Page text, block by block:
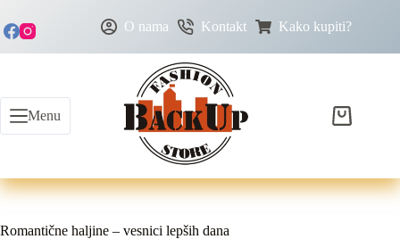
O nama Kontakt Kako kupiti?
Menu
Romantične haljine – vesnici lepših dana